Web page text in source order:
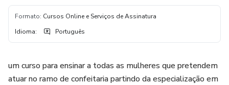
Formato: Cursos Online e Serviços de Assinatura
Idioma: Português
um curso para ensinar a todas as mulheres que pretendem
atuar no ramo de confeitaria partindo da especialização em